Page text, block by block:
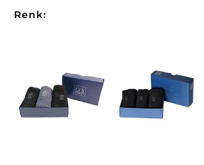
Renk: